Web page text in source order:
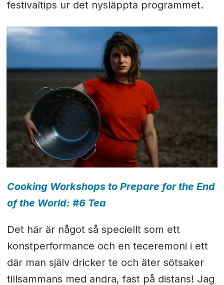
festivaltips ur det nysläppta programmet.
Cooking Workshops to Prepare for the End
of the World: #6 Tea
Det här är något så speciellt som ett
konstperformance och en teceremoni i ett
där man själv dricker te och äter sötsaker
tillsammans med andra, fast på distans! Jag